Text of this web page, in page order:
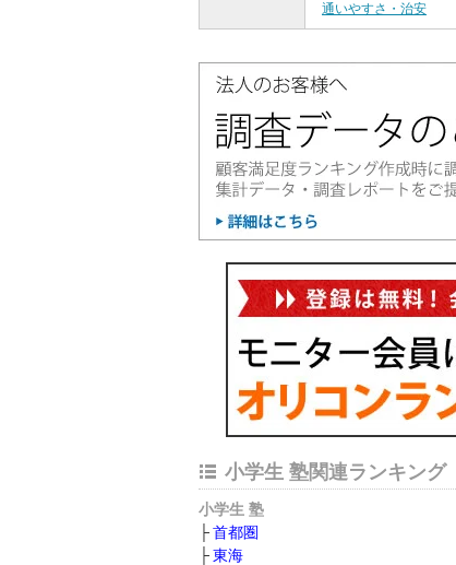
通いやすさ・治安
小学生 塾関連ランキング
小学生 塾
首都圏
東海